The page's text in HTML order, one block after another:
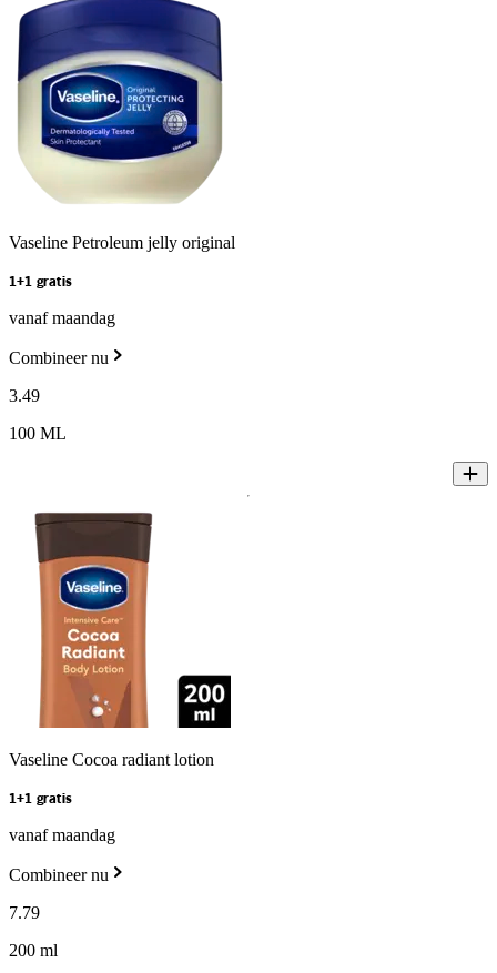
Vaseline Petroleum jelly original
1+1 gratis
vanaf maandag
Combineer nu
3.49
100 ML
Vaseline Cocoa radiant lotion
1+1 gratis
vanaf maandag
Combineer nu
7.79
200 ml